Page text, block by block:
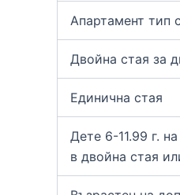
Апартамент тип
Двойна стая за
Единична стая
Дете 6-11.99 г.
в двойна стая